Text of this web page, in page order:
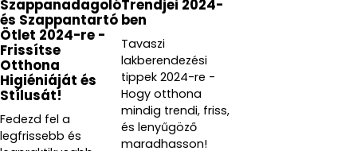
Szappanadagoló
és Szappantartó
Ötlet 2024-re -
Frissítse
Otthona
Higiéniáját és
Stílusát!
Fedezd fel a
legfrissebb és
Trendjei 2024-
ben
Tavaszi
lakberendezési
tippek 2024-re -
Hogy otthona
mindig trendi, friss,
és lenyűgöző
maradhasson!